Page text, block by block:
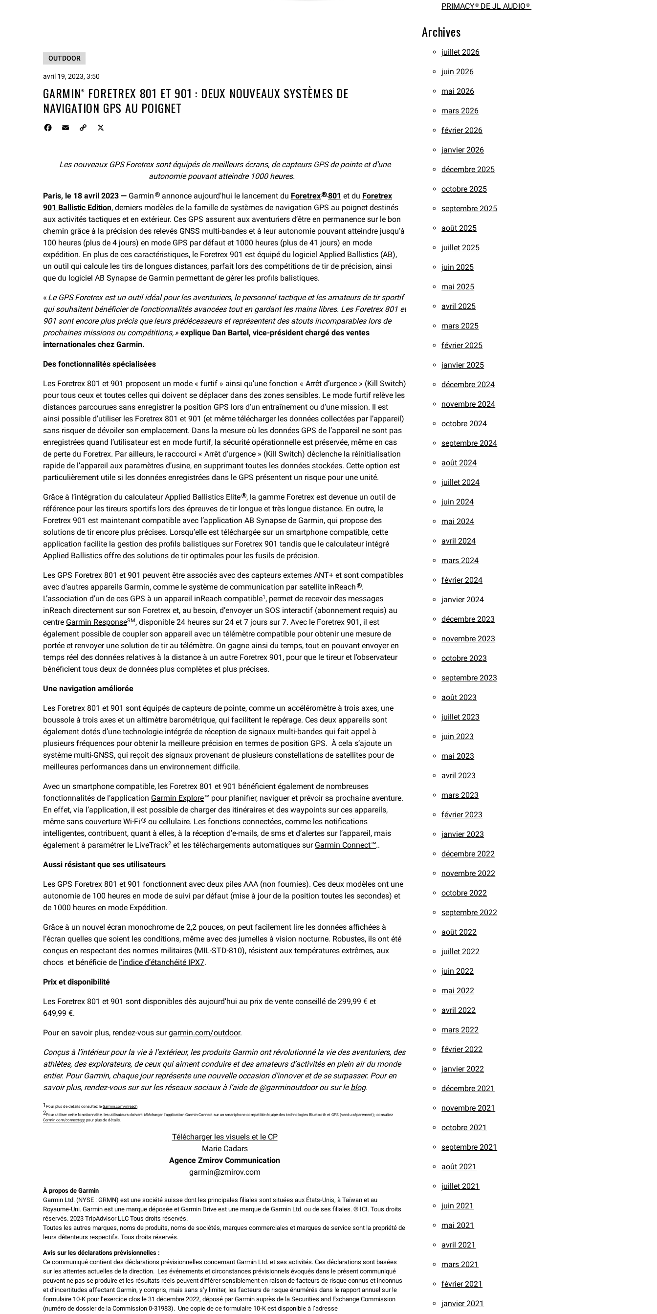
OUTDOOR
avril 19, 2023, 3:50
GARMIN® FORETREX 801 ET 901 : DEUX NOUVEAUX SYSTÈMES DE
NAVIGATION GPS AU POIGNET
k
l
L
k
Les nouveaux GPS Foretrex sont équipés de meilleurs écrans, de capteurs GPS de pointe et d’une
autonomie pouvant atteindre 1000 heures.
Paris, le 18 avril 2023 — Garmin ® annonce aujourd’hui le lancement du Foretrex®801 et du Foretrex
901 Ballistic Edition, derniers modèles de la famille de systèmes de navigation GPS au poignet destinés
aux activités tactiques et en extérieur. Ces GPS assurent aux aventuriers d’être en permanence sur le bon
chemin grâce à la précision des relevés GNSS multi-bandes et à leur autonomie pouvant atteindre jusqu’à
100 heures (plus de 4 jours) en mode GPS par défaut et 1000 heures (plus de 41 jours) en mode
expédition. En plus de ces caractéristiques, le Foretrex 901 est équipé du logiciel Applied Ballistics (AB),
un outil qui calcule les tirs de longues distances, parfait lors des compétitions de tir de précision, ainsi
que du logiciel AB Synapse de Garmin permettant de gérer les profils balistiques.
« Le GPS Foretrex est un outil idéal pour les aventuriers, le personnel tactique et les amateurs de tir sportif
qui souhaitent bénéficier de fonctionnalités avancées tout en gardant les mains libres. Les Foretrex 801 et
901 sont encore plus précis que leurs prédécesseurs et représentent des atouts incomparables lors de
prochaines missions ou compétitions, » explique Dan Bartel, vice-président chargé des ventes
internationales chez Garmin.
Des fonctionnalités spécialisées
Les Foretrex 801 et 901 proposent un mode « furtif » ainsi qu’une fonction « Arrêt d’urgence » (Kill Switch)
pour tous ceux et toutes celles qui doivent se déplacer dans des zones sensibles. Le mode furtif relève les
distances parcourues sans enregistrer la position GPS lors d’un entraînement ou d’une mission. Il est
ainsi possible d’utiliser les Foretrex 801 et 901 (et même télécharger les données collectées par l’appareil)
sans risquer de dévoiler son emplacement. Dans la mesure où les données GPS de l’appareil ne sont pas
enregistrées quand l’utilisateur est en mode furtif, la sécurité opérationnelle est préservée, même en cas
de perte du Foretrex. Par ailleurs, le raccourci « Arrêt d’urgence » (Kill Switch) déclenche la réinitialisation
rapide de l’appareil aux paramètres d’usine, en supprimant toutes les données stockées. Cette option est
particulièrement utile si les données enregistrées dans le GPS présentent un risque pour une unité.
Grâce à l’intégration du calculateur Applied Ballistics Elite®, la gamme Foretrex est devenue un outil de
référence pour les tireurs sportifs lors des épreuves de tir longue et très longue distance. En outre, le
Foretrex 901 est maintenant compatible avec l’application AB Synapse de Garmin, qui propose des
solutions de tir encore plus précises. Lorsqu’elle est téléchargée sur un smartphone compatible, cette
application facilite la gestion des profils balistiques sur Foretrex 901 tandis que le calculateur intégré
Applied Ballistics offre des solutions de tir optimales pour les fusils de précision.
Les GPS Foretrex 801 et 901 peuvent être associés avec des capteurs externes ANT+ et sont compatibles
avec d’autres appareils Garmin, comme le système de communication par satellite inReach ®.
L’association d’un de ces GPS à un appareil inReach compatible1 , permet de recevoir des messages
inReach directement sur son Foretrex et, au besoin, d’envoyer un SOS interactif (abonnement requis) au
centre Garmin ResponseSM, disponible 24 heures sur 24 et 7 jours sur 7. Avec le Foretrex 901, il est
également possible de coupler son appareil avec un télémètre compatible pour obtenir une mesure de
portée et renvoyer une solution de tir au télémètre. On gagne ainsi du temps, tout en pouvant envoyer en
temps réel des données relatives à la distance à un autre Foretrex 901, pour que le tireur et l’observateur
bénéficient tous deux de données plus complètes et plus précises.
Une navigation améliorée
Les Foretrex 801 et 901 sont équipés de capteurs de pointe, comme un accéléromètre à trois axes, une
boussole à trois axes et un altimètre barométrique, qui facilitent le repérage. Ces deux appareils sont
également dotés d’une technologie intégrée de réception de signaux multi-bandes qui fait appel à
plusieurs fréquences pour obtenir la meilleure précision en termes de position GPS. À cela s’ajoute un
système multi-GNSS, qui reçoit des signaux provenant de plusieurs constellations de satellites pour de
meilleures performances dans un environnement difficile.
Avec un smartphone compatible, les Foretrex 801 et 901 bénéficient également de nombreuses
fonctionnalités de l’application Garmin Explore™ pour planifier, naviguer et prévoir sa prochaine aventure.
En effet, via l’application, il est possible de charger des itinéraires et des waypoints sur ces appareils,
même sans couverture Wi-Fi ® ou cellulaire. Les fonctions connectées, comme les notifications
intelligentes, contribuent, quant à elles, à la réception d’e-mails, de sms et d’alertes sur l’appareil, mais
également à paramétrer le LiveTrack2 et les téléchargements automatiques sur Garmin Connect™..
Aussi résistant que ses utilisateurs
Les GPS Foretrex 801 et 901 fonctionnent avec deux piles AAA (non fournies). Ces deux modèles ont une
autonomie de 100 heures en mode de suivi par défaut (mise à jour de la position toutes les secondes) et
de 1000 heures en mode Expédition.
Grâce à un nouvel écran monochrome de 2,2 pouces, on peut facilement lire les données affichées à
l’écran quelles que soient les conditions, même avec des jumelles à vision nocturne. Robustes, ils ont été
conçus en respectant des normes militaires (MIL-STD-810), résistent aux températures extrêmes, aux
chocs et bénéficie de l’indice d’étanchéité IPX7.
Prix et disponibilité
Les Foretrex 801 et 901 sont disponibles dès aujourd’hui au prix de vente conseillé de 299,99 € et
649,99 €.
Pour en savoir plus, rendez-vous surgarmin.com/outdoor.
Conçus à l’intérieur pour la vie à l’extérieur, les produits Garmin ont révolutionné la vie des aventuriers, des
athlètes, des explorateurs, de ceux qui aiment conduire et des amateurs d’activités en plein air du monde
entier. Pour Garmin, chaque jour représente une nouvelle occasion d’innover et de se surpasser. Pour en
savoir plus, rendez-vous sur sur les réseaux sociaux à l’aide de @garminoutdoor ou sur leblog.
1 Pour plus de détails consultez le Garmin.com/inreach
2Pour utiliser cette fonctionnalité, les utilisateurs doivent télécharger l’application Garmin Connect sur un smartphone compatible équipé des technologies Bluetooth et GPS (vendu séparément) ; consultez
Garmin.com/connectapp pour plus de détails.
Télécharger les visuels et le CP
Marie Cadars
Agence Zmirov Communication
garmin@zmirov.com
À propos de Garmin
Garmin Ltd. (NYSE : GRMN) est une société suisse dont les principales filiales sont situées aux États-Unis, à Taïwan et au
Royaume-Uni. Garmin est une marque déposée et Garmin Drive est une marque de Garmin Ltd. ou de ses filiales. © ICI. Tous droits
réservés. 2023 TripAdvisor LLC Tous droits réservés.
Toutes les autres marques, noms de produits, noms de sociétés, marques commerciales et marques de service sont la propriété de
leurs détenteurs respectifs. Tous droits réservés.
Avis sur les déclarations prévisionnelles :
Ce communiqué contient des déclarations prévisionnelles concernant Garmin Ltd. et ses activités. Ces déclarations sont basées
sur les attentes actuelles de la direction. Les événements et circonstances prévisionnels évoqués dans le présent communiqué
peuvent ne pas se produire et les résultats réels peuvent différer sensiblement en raison de facteurs de risque connus et inconnus
et d’incertitudes affectant Garmin, y compris, mais sans s’y limiter, les facteurs de risque énumérés dans le rapport annuel sur le
formulaire 10-K pour l’exercice clos le 31 décembre 2022, déposé par Garmin auprès de la Securities and Exchange Commission
(numéro de dossier de la Commission 0-31983). Une copie de ce formulaire 10-K est disponible à l’adresse
PRIMACY® DE JL AUDIO®
Archives
juillet 2026
juin 2026
mai 2026
mars 2026
février 2026
janvier 2026
décembre 2025
octobre 2025
septembre 2025
août 2025
juillet 2025
juin 2025
mai 2025
avril 2025
mars 2025
février 2025
janvier 2025
décembre 2024
novembre 2024
octobre 2024
septembre 2024
août 2024
juillet 2024
juin 2024
mai 2024
avril 2024
mars 2024
février 2024
janvier 2024
décembre 2023
novembre 2023
octobre 2023
septembre 2023
août 2023
juillet 2023
juin 2023
mai 2023
avril 2023
mars 2023
février 2023
janvier 2023
décembre 2022
novembre 2022
octobre 2022
septembre 2022
août 2022
juillet 2022
juin 2022
mai 2022
avril 2022
mars 2022
février 2022
janvier 2022
décembre 2021
novembre 2021
octobre 2021
septembre 2021
août 2021
juillet 2021
juin 2021
mai 2021
avril 2021
mars 2021
février 2021
janvier 2021